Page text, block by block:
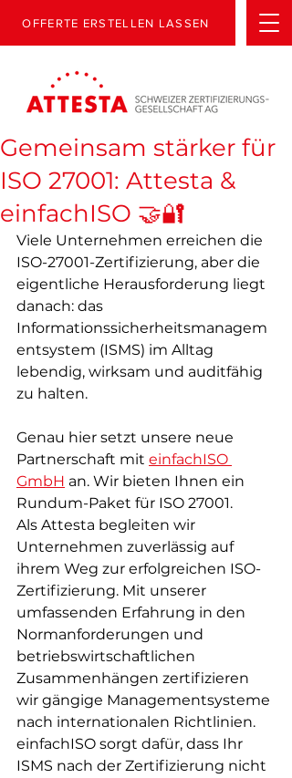
OFFERTE ERSTELLEN LASSEN
Gemeinsam stärker für
ISO 27001: Attesta &
einfachISO 🤝🔐
Viele Unternehmen erreichen die
ISO-27001-Zertifizierung, aber die
eigentliche Herausforderung liegt
danach: das
Informationssicherheitsmanagem
entsystem (ISMS) im Alltag
lebendig, wirksam und auditfähig
zu halten.
Genau hier setzt unsere neue
Partnerschaft mit einfachISO
GmbH an. Wir bieten Ihnen ein
Rundum-Paket für ISO 27001.
Als Attesta begleiten wir
Unternehmen zuverlässig auf
ihrem Weg zur erfolgreichen ISO-
Zertifizierung. Mit unserer
umfassenden Erfahrung in den
Normanforderungen und
betriebswirtschaftlichen
Zusammenhängen zertifizieren
wir gängige Managementsysteme
nach internationalen Richtlinien.
einfachISO sorgt dafür, dass Ihr
ISMS nach der Zertifizierung nicht